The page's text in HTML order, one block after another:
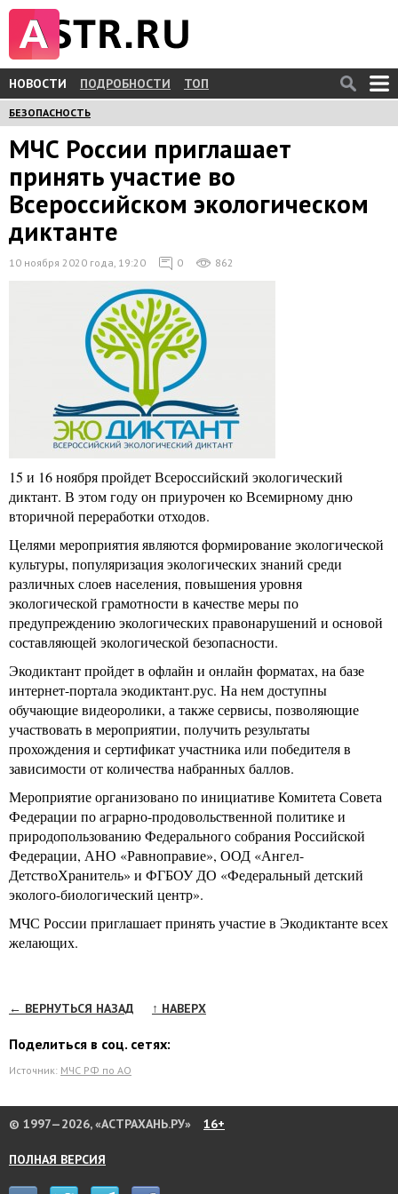
НОВОСТИ ПОДРОБНОСТИ ТОП
БЕЗОПАСНОСТЬ
МЧС России приглашает
принять участие во
Всероссийском экологическом
диктанте
10 ноября 2020 года, 19:20 0 862
15 и 16 ноября пройдет Всероссийский экологический
диктант. В этом году он приурочен ко Всемирному дню
вторичной переработки отходов.
Целями мероприятия являются формирование экологической
культуры, популяризация экологических знаний среди
различных слоев населения, повышения уровня
экологической грамотности в качестве меры по
предупреждению экологических правонарушений и основой
составляющей экологической безопасности.
Экодиктант пройдет в офлайн и онлайн форматах, на базе
интернет-портала экодиктант.рус. На нем доступны
обучающие видеоролики, а также сервисы, позволяющие
участвовать в мероприятии, получить результаты
прохождения и сертификат участника или победителя в
зависимости от количества набранных баллов.
Мероприятие организовано по инициативе Комитета Совета
Федерации по аграрно-продовольственной политике и
природопользованию Федерального собрания Российской
Федерации, АНО «Равноправие», ООД «Ангел-
ДетствоХранитель» и ФГБОУ ДО «Федеральный детский
эколого-биологический центр».
МЧС России приглашает принять участие в Экодиктанте всех
желающих.
← ВЕРНУТЬСЯ НАЗАД ↑ НАВЕРХ
Поделиться в соц. сетях:
Источник: МЧС РФ по АО
© 1997—2026, «АСТРАХАНЬ.РУ» 16+
ПОЛНАЯ ВЕРСИЯ